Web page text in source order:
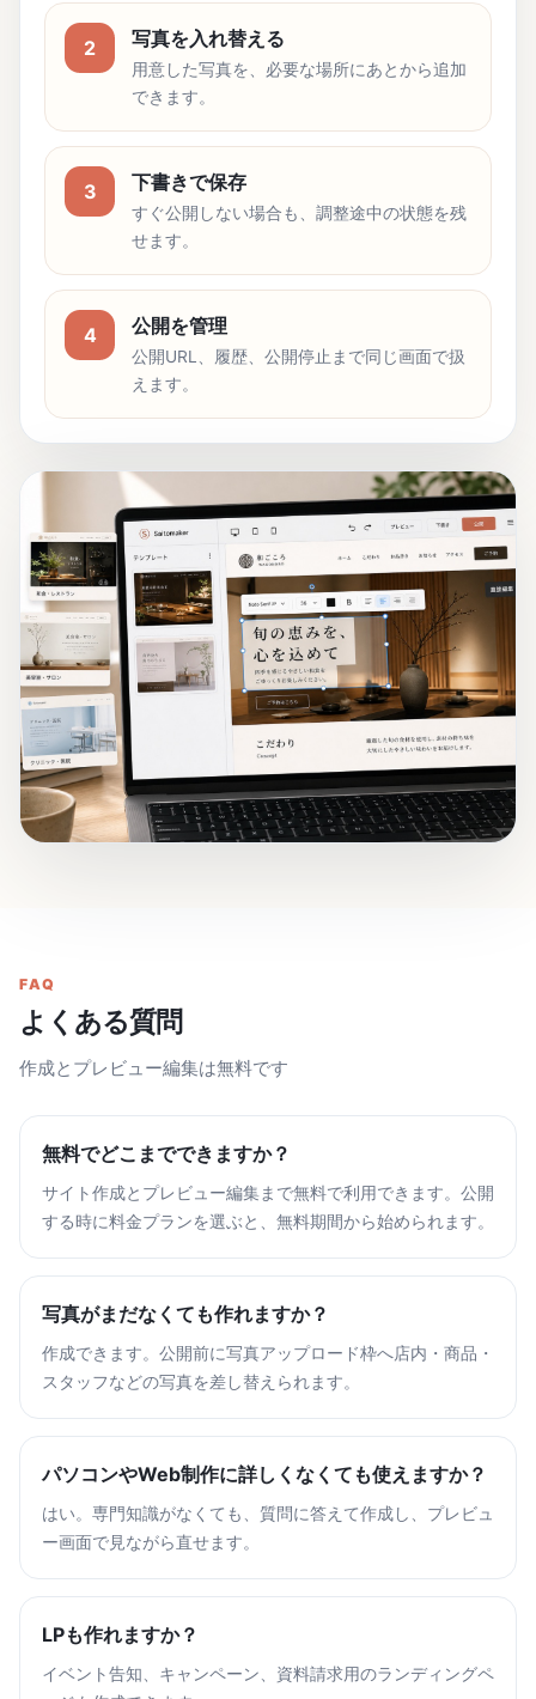
2 写真を入れ替える
用意した写真を、必要な場所にあとから追加
できます。
3 下書きで保存
すぐ公開しない場合も、調整途中の状態を残
せます。
4 公開を管理
公開URL、履歴、公開停止まで同じ画面で扱
えます。
FAQ
よくある質問
作成とプレビュー編集は無料です
無料でどこまでできますか？
サイト作成とプレビュー編集まで無料で利用できます。公開
する時に料金プランを選ぶと、無料期間から始められます。
写真がまだなくても作れますか？
作成できます。公開前に写真アップロード枠へ店内・商品・
スタッフなどの写真を差し替えられます。
パソコンやWeb制作に詳しくなくても使えますか？
はい。専門知識がなくても、質問に答えて作成し、プレビュ
ー画面で見ながら直せます。
LPも作れますか？
イベント告知、キャンペーン、資料請求用のランディングペ